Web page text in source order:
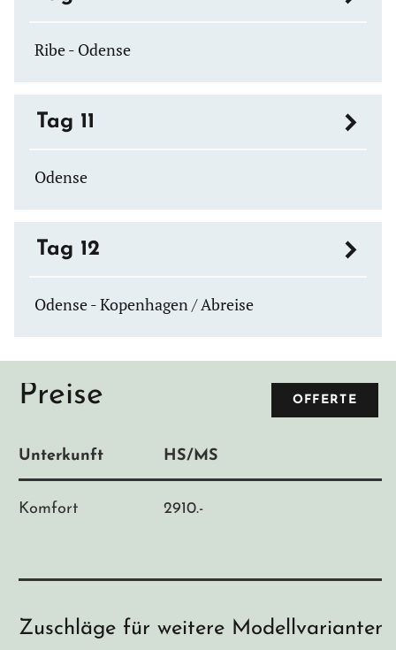
Ribe - Odense
Tag 11
Odense
Tag 12
Odense - Kopenhagen / Abreise
OFFERTE
Preise
Unterkunft HS/MS
Komfort 2910.-
Zuschläge für weitere